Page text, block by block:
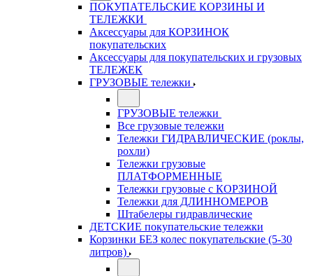
ПОКУПАТЕЛЬСКИЕ КОРЗИНЫ И
ТЕЛЕЖКИ
Аксессуары для КОРЗИНОК
покупательских
Аксессуары для покупательских и грузовых
ТЕЛЕЖЕК
ГРУЗОВЫЕ тележки
ГРУЗОВЫЕ тележки
Все грузовые тележки
Тележки ГИДРАВЛИЧЕСКИЕ (роклы,
рохли)
Тележки грузовые
ПЛАТФОРМЕННЫЕ
Тележки грузовые с КОРЗИНОЙ
Тележки для ДЛИННОМЕРОВ
Штабелеры гидравлические
ДЕТСКИЕ покупательские тележки
Корзинки БЕЗ колес покупательские (5-30
литров)